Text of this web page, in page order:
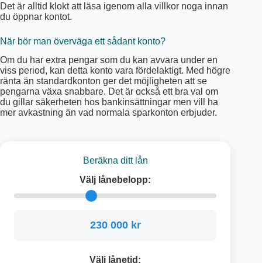
Det är alltid klokt att läsa igenom alla villkor noga innan
du öppnar kontot.
När bör man överväga ett sådant konto?
Om du har extra pengar som du kan avvara under en
viss period, kan detta konto vara fördelaktigt. Med högre
ränta än standardkonton ger det möjligheten att se
pengarna växa snabbare. Det är också ett bra val om
du gillar säkerheten hos bankinsättningar men vill ha
mer avkastning än vad normala sparkonton erbjuder.
Beräkna ditt lån
Välj lånebelopp:
230 000 kr
Välj lånetid: